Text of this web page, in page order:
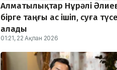
Алматылықтар Нұрәлі
бірге таңғы ас ішіп, суға түсе
алады
01:21, 22 Ақпан 2026